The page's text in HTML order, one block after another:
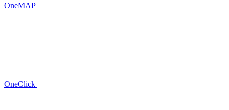
OneMAP
OneClick